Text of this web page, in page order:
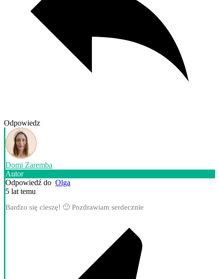
Odpowiedz
Domi Zaremba
Autor
Odpowiedź do Olga
5 lat temu
Bardzo się cieszę! 🙂 Pozdrawiam serdecznie